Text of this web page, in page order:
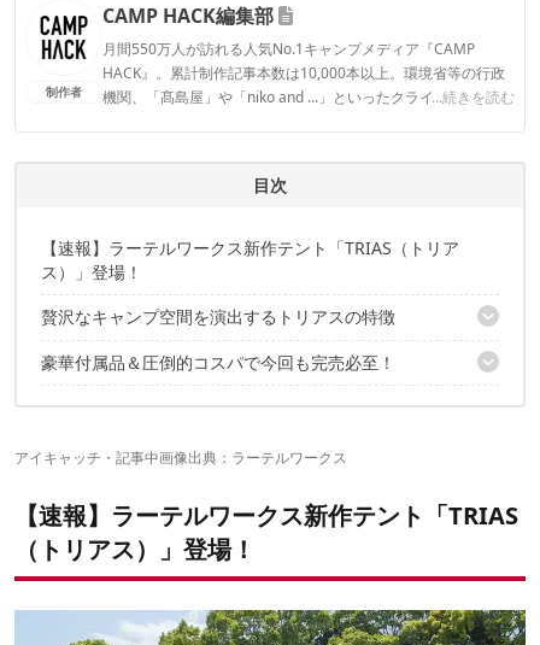
制作者
CAMP HACK編集部
月間550万人が訪れる人気No.1キャンプメディア『CAMP
HACK』。累計制作記事本数は10,000本以上。環境省等の行政
機関、「髙島屋」や「niko and ...」といったクライアントとの
...続きを読む
CAMP HACK編集部のプロフィール
目次
【速報】ラーテルワークス新作テント「TRIAS（トリア
ス）」登場！
贅沢なキャンプ空間を演出するトリアスの特徴
高さ2.9mの開放感！ ゆとりある居住空間で快適に過ごせる
豪華付属品＆圧倒的コスパで今回も完売必至！
アイキャッチ・記事中画像出典： ラーテルワークス
【速報】ラーテルワークス新作テント「TRIAS
（トリアス）」登場！